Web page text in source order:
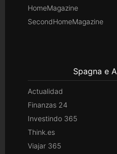
HomeMagazine
SecondHomeMagazine
Spagna e
Actualidad
Finanzas 24
Investindo 365
Think.es
Viajar 365